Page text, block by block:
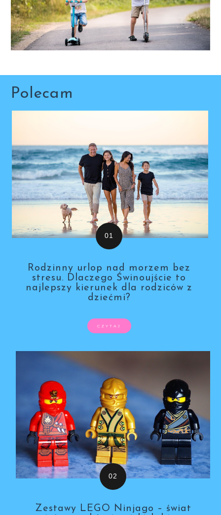
Polecam
Rodzinny urlop nad morzem bez
stresu. Dlaczego Świnoujście to
najlepszy kierunek dla rodziców z
dziećmi?
CZYTAJ
Zestawy LEGO Ninjago – świat